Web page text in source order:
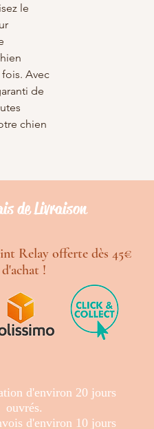
le
Avec
de
chien
de Livraison
Relay offerte dès 45€
d'achat !
d'environ 20 jours
ouvrés.
d'environ 10 jours